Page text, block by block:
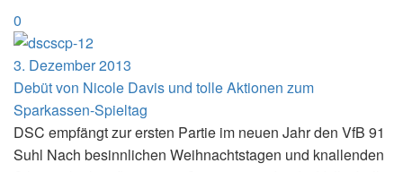
0
3. Dezember 2013
Debüt von Nicole Davis und tolle Aktionen zum
Sparkassen-Spieltag
DSC empfängt zur ersten Partie im neuen Jahr den VfB 91
Suhl Nach besinnlichen Weihnachtstagen und knallenden